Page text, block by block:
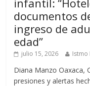
documentos
ingreso de
edad”
julio 15, 2026 Istmo
Diana Manzo Oaxaca,
presiones y alertas